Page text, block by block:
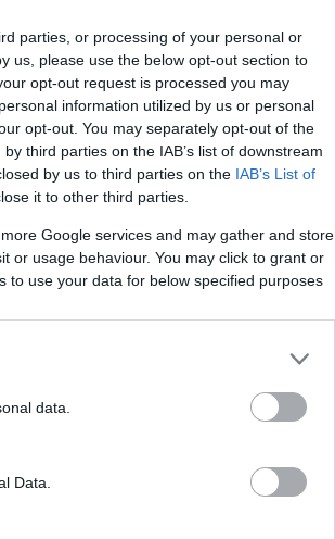
parties, or processing of your personal or
us, please use the below opt-out section to
opt-out request is processed you may
information utilized by us or personal
opt-out. You may separately opt-out of the
third parties on the IAB’s list of downstream
by us to third parties on the IAB’s List of
it to other third parties.
Google services and may gather and store
or usage behaviour. You may click to grant or
to use your data for below specified purposes
data.
Data.
a
vezérigazgatója, Greg